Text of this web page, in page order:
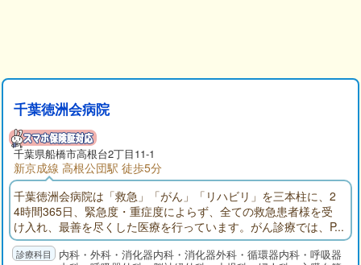
千葉徳洲会病院
千葉県船橋市高根台2丁目11-1
新京成線 高根公団駅 徒歩5分
千葉徳洲会病院は「救急」「がん」「リハビリ」を三本柱に、2
4時間365日、緊急度・重症度によらず、全ての救急患者様を受
け入れ、最善を尽くした医療を行っています。がん診療では、P
ET-CTや放射線治療装置、ダ・ヴィンチなどの先端医療機器導入
のほか、28床の緩和ケア病棟を完備し、全てのがん治療を完結
内科・外科・消化器内科・消化器外科・循環器内科・呼吸器